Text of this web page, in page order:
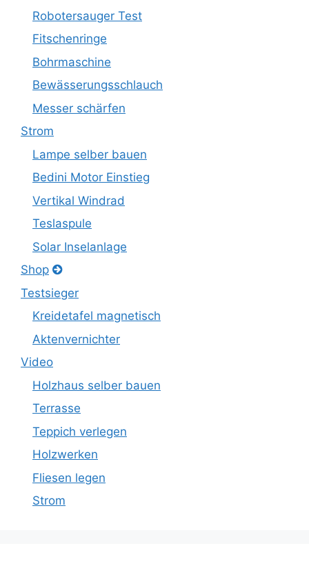
Robotersauger Test
Fitschenringe
Bohrmaschine
Bewässerungsschlauch
Messer schärfen
Strom
Lampe selber bauen
Bedini Motor Einstieg
Vertikal Windrad
Teslaspule
Solar Inselanlage
Shop
Testsieger
Kreidetafel magnetisch
Aktenvernichter
Video
Holzhaus selber bauen
Terrasse
Teppich verlegen
Holzwerken
Fliesen legen
Strom